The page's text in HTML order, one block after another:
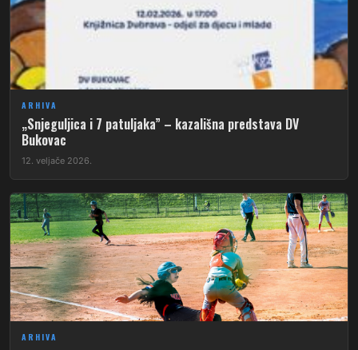
ARHIVA
„Snjeguljica i 7 patuljaka” – kazališna predstava DV
Bukovac
12. veljače 2026.
ARHIVA